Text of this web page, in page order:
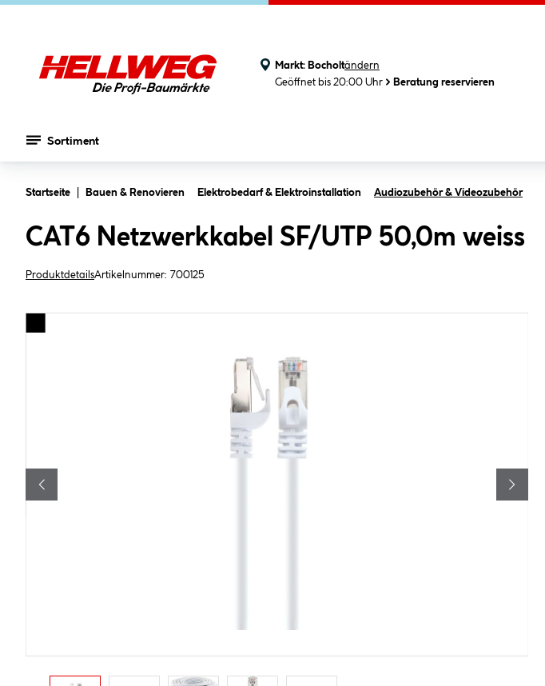
Markt: Bocholtändern
Geöffnet bis 20:00 Uhr
Beratung reservieren
Sortiment
Startseite Bauen & Renovieren Elektrobedarf & Elektroinstallation Audiozubehör & Videozubehör
CAT6 Netzwerkkabel SF/UTP 50,0m weiss
ProduktdetailsArtikelnummer: 700125